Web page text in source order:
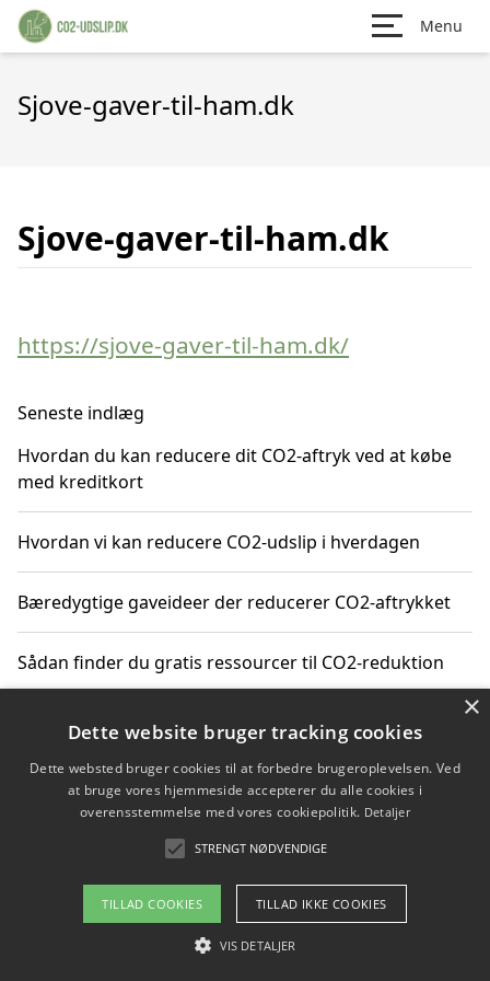
Menu
Sjove-gaver-til-ham.dk
Sjove-gaver-til-ham.dk
https://sjove-gaver-til-ham.dk/
Seneste indlæg
Hvordan du kan reducere dit CO2-aftryk ved at købe
med kreditkort
Hvordan vi kan reducere CO2-udslip i hverdagen
Bæredygtige gaveideer der reducerer CO2-aftrykket
Sådan finder du gratis ressourcer til CO2-reduktion
Hvordan gadgets til hjemmet kan reducere CO2-udslip
Copyright 2026 - Pilanto Aps
Om / kontakt
Blog Betingelser
×
Dette website bruger tracking cookies
Dette websted bruger cookies til at forbedre brugeroplevelsen. Ved
at bruge vores hjemmeside accepterer du alle cookies i
overensstemmelse med vores cookiepolitik. Detaljer
STRENGT NØDVENDIGE
TILLAD COOKIES TILLAD IKKE COOKIES
VIS DETALJER